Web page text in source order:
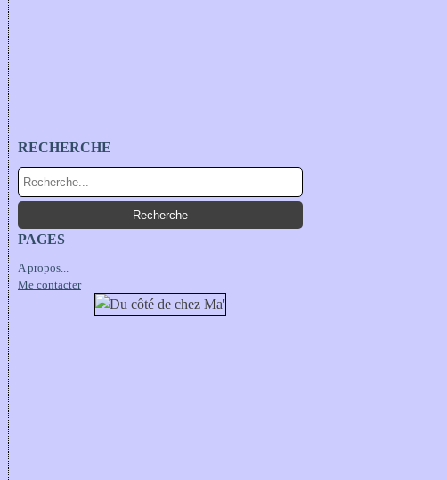
RECHERCHE
PAGES
A propos...
Me contacter